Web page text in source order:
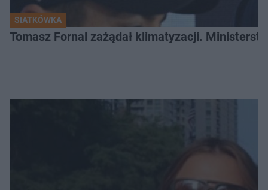
SIATKÓWKA
Tomasz Fornal zażądał klimatyzacji.